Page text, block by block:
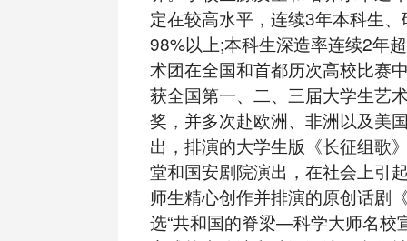
定在较高水平，连续3年本科生
98%以上;本科生深造率连续2年
术团在全国和首都历次高校比赛
获全国第一、二、三届大学生艺
奖，并多次赴欧洲、非洲以及美
出，排演的大学生版《长征组歌
堂和国安剧院演出，在社会上引
师生精心创作并排演的原创话剧
选“共和国的脊梁—科学大师名校